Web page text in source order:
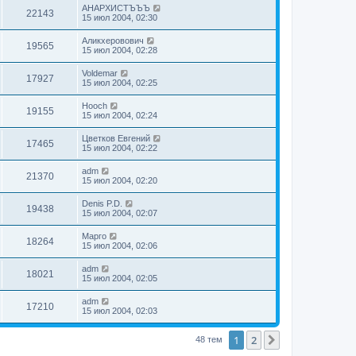
22143
АНАРХИСТЪЪЪ
15 июл 2004, 02:30
19565
Аликхеровович
15 июл 2004, 02:28
17927
Voldemar
15 июл 2004, 02:25
19155
Hooch
15 июл 2004, 02:24
17465
Цветков Евгений
15 июл 2004, 02:22
21370
adm
15 июл 2004, 02:20
19438
Denis P.D.
15 июл 2004, 02:07
18264
Марго
15 июл 2004, 02:06
18021
adm
15 июл 2004, 02:05
17210
adm
15 июл 2004, 02:03
48 тем 1 2